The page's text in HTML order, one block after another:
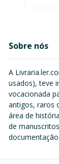
Sobre nós
A
usados), teve
vocacionada
antigos, raros
área de
de
documentação.